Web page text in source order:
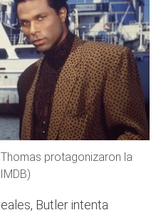
protagonizaron la
Butler intenta